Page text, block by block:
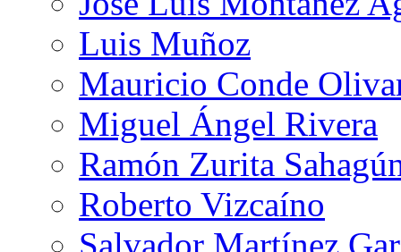
Luis Muñoz
Mauricio Conde
Miguel Ángel Rivera
Ramón Zurita
Roberto Vizcaíno
Salvador Martínez